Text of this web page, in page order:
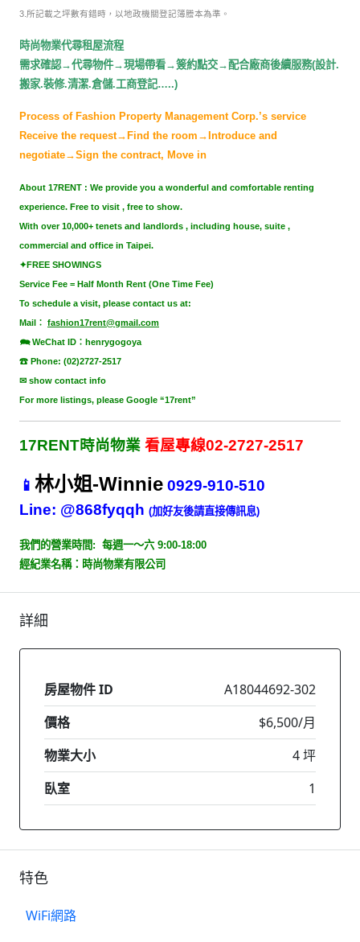
3.所記載之坪數有錯時，以地政機關登記簿謄本為準。
時尚物業代尋租屋流程
需求確認→代尋物件→現場帶看→簽約點交→配合廠商後續服務(設計.
搬家.裝修.清潔.倉儲.工商登記…..)
Process of Fashion Property Management Corp.’s service
Receive the request→Find the room→Introduce and
negotiate→Sign the contract, Move in
About 17RENT : We provide you a wonderful and comfortable renting
experience. Free to visit , free to show.
With over 10,000+ tenets and landlords , including house, suite ,
commercial and office in Taipei.
✦FREE SHOWINGS
Service Fee = Half Month Rent (One Time Fee)
To schedule a visit, please contact us at:
Mail： fashion17rent@gmail.com
🗪 WeChat ID：henrygogoya
☎ Phone: (02)2727-2517
✉ show contact info
For more listings, please Google “17rent”
17RENT時尚物業 看屋專線02-2727-2517
📱 林小姐-Winnie 0929-910-510
Line: @868fyqqh (加好友後請直接傳訊息)
我們的營業時間: 每週一～六 9:00-18:00
經紀業名稱：時尚物業有限公司
詳細
房屋物件 ID
A18044692-302
價格
$6,500/月
物業大小
4 坪
臥室
1
特色
WiFi網路